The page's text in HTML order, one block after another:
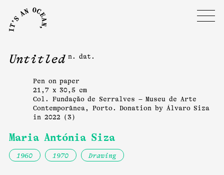
Untitled n. dat.
Pen on paper
21,7 x 30,5 cm
Col. Fundação de Serralves – Museu de Arte
Contemporânea, Porto. Donation by Álvaro Siza
in 2022 (3)
Maria Antónia Siza
1960 1970 Drawing